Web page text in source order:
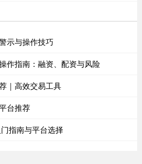
示与操作技巧
作指南：融资、配资与风险
｜高效交易工具
台推荐
指南与平台选择